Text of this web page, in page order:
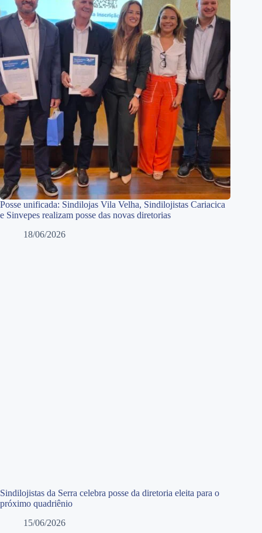
Posse unificada: Sindilojas Vila Velha, Sindilojistas Cariacica
e Sinvepes realizam posse das novas diretorias
18/06/2026
Sindilojistas da Serra celebra posse da diretoria eleita para o
próximo quadriênio
15/06/2026